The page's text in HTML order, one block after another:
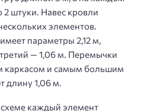
2 штуки. Навес кровли
элементов.
параметры 2,12 м,
— 1,06 м. Перемычки
каркасом и самым большим
длину 1,06 м.
каждый элемент